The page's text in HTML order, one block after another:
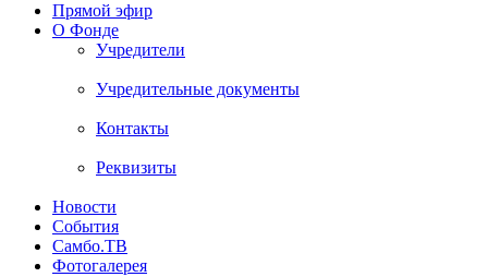
Прямой эфир
О Фонде
Учредители
Учредительные документы
Контакты
Реквизиты
Новости
События
Самбо.ТВ
Фотогалерея